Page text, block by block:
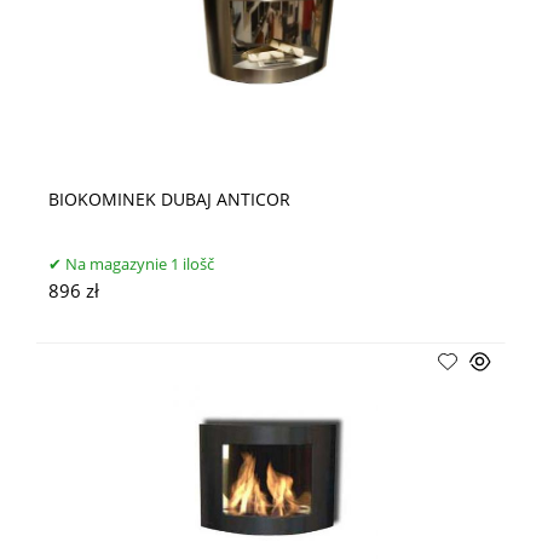
BIOKOMINEK DUBAJ ANTICOR
Na magazynie 1 ilošč
896 zł